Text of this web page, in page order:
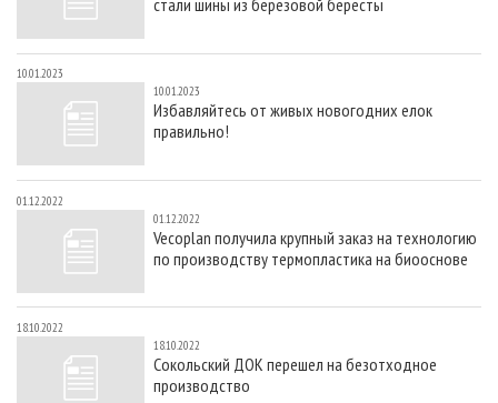
10.01.2023
10.01.2023
Избавляйтесь от живых новогодних елок
правильно!
01.12.2022
01.12.2022
Vecoplan получила крупный заказ на технологию
по производству термопластика на биооснове
18.10.2022
18.10.2022
Сокольский ДОК перешел на безотходное
производство